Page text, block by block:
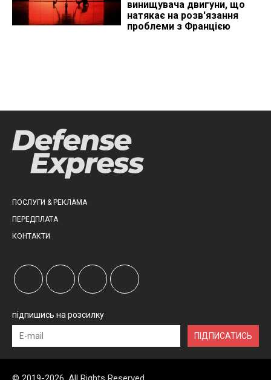
винищувача двигуни, що
натякає на розв'язання
проблеми з Францією
ПОСЛУГИ & РЕКЛАМА
ПЕРЕДПЛАТА
КОНТАКТИ
підпишись на розсилку
ПІДПИСАТИСЬ